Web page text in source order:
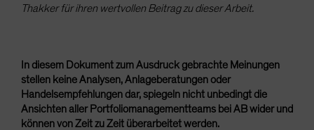
Thakker für ihren wertvollen Beitrag zu dieser Arbeit.
In diesem Dokument zum Ausdruck gebrachte Meinungen
stellen keine Analysen, Anlageberatungen oder
Handelsempfehlungen dar, spiegeln nicht unbedingt die
Ansichten aller Portfoliomanagementteams bei AB wider und
können von Zeit zu Zeit überarbeitet werden.